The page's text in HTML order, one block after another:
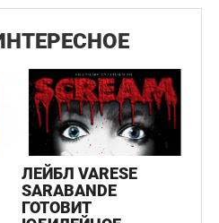
ЛЕЙБЛ VARESE
SARABANDE
ГОТОВИТ